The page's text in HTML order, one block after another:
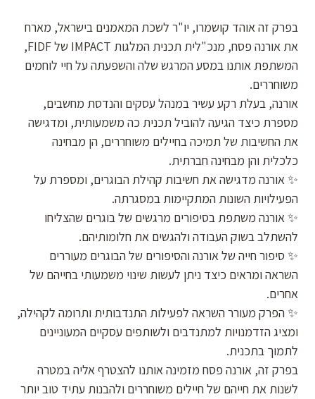
בפרק זה אוהד קושמרו, יו"ר לשכת המאמנים בישראל, מארח
את אורנה פסח, מנכ"לית תכנית המלגות IMPACT של FIDF,
המשתפת אותנו במסע המרגש שלה והשפעתה על חיי לוחמים
משוחררים.
אורנה, בעלת רקע עשיר במנהל עסקים והנדסת מחשבים,
מספרת כיצד הגיעה להוביל תכנית כה משמעותית, ומדגישה
את החשיבות של תמיכה בחיילים משוחררים, הן מבחינה
כלכלית והן מבחינה חברתית.
✨ אורנה מדגישה את חשיבות קהילת הבוגרים, ומספרת על
הפעילויות השונות המתקיימות במסגרתה.
✨ אורנה משתפת בסיפורים מרגשים של בוגרים שהצליחו
להשתלב בשוק העבודה ולהגשים את חלומותיהם.
✨ סיפור חייה של אורנה והסיפורים של הבוגרים מעוררים
השראה ומראים כיצד ניתן לעשות שינוי משמעותי בחייהם של
אחרים.
✨ הפרק מעורר השראה לפעילות התנדבותית ותרומה לקהילה,
ומציג הזדמנויות למתנדבים ולשותפים עסקיים המעוניינים
לתמוך בתכנית.
בפרק זה, אורנה פסח מזמינה אותנו להצטרף אליה במטרה
לשנות את חייהם של חיילים משוחררים ולהבנות עתיד טוב יותר